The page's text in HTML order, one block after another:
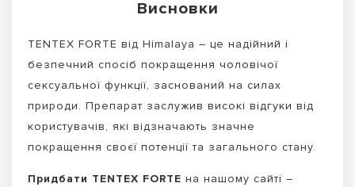
Висновки
TENTEX FORTE від Himalaya – це надійний і
безпечний спосіб покращення чоловічої
сексуальної функції, заснований на силах
природи. Препарат заслужив високі відгуки від
користувачів, які відзначають значне
покращення своєї потенції та загального стану.
Придбати TENTEX FORTE на нашому сайті –